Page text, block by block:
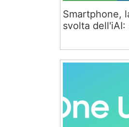
Smartphone,
svolta dell'iAI: